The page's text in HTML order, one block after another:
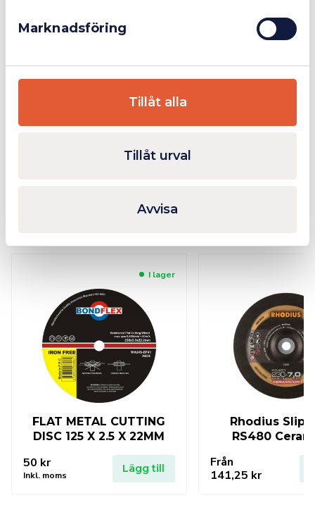
Marknadsföring
Tillåt alla
Tillåt urval
Avvisa
Skärkapacitet tunnväggigt material
Rostfritt stål Stål
Ytterligare Information
I lager
FLAT METAL CUTTING
DISC 125 X 2.5 X 22MM
50 kr
Inkl. moms
Lägg till
Rhodius
RS480
Från
141,25 kr